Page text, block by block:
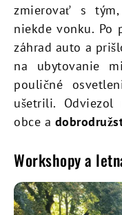
zmierovať s
niekde vonku. Po
záhrad auto a
na ubytovanie
pouličné
ušetrili.
obce a
Workshopy a